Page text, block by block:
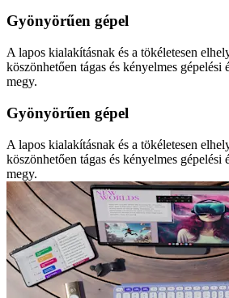
Gyönyörűen gépel
A lapos kialakításnak és a tökéletesen
köszönhetően tágas és kényelmes
megy.
Gyönyörűen gépel
A lapos kialakításnak és a tökéletesen
köszönhetően tágas és kényelmes
megy.